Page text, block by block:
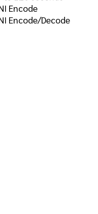
Encode
Encode/Decode